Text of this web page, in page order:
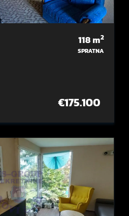
118m2
SPRATNA
€175.100